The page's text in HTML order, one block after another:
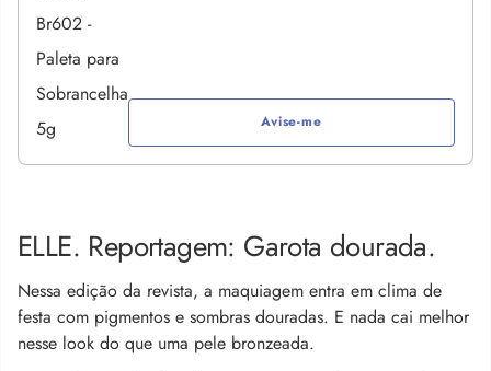
Avise-me
ELLE. Reportagem: Garota dourada.
Nessa edição da revista, a maquiagem entra em clima de
festa com pigmentos e sombras douradas. E nada cai melhor
nesse look do que uma pele bronzeada.